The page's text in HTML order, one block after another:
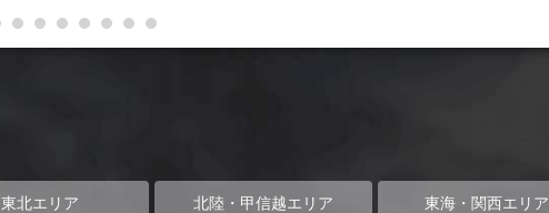
東北エリア 北陸・甲信越エリア 東海・関西エリア